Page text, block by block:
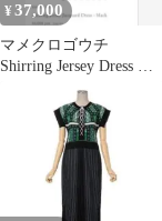
¥37,000
マメクロゴウチ
Shirring Jersey Dress サ